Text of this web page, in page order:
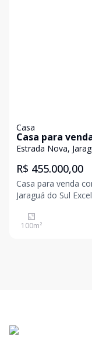
Casa
Casa para
Nova em
Estrada Nova,
R$ 455.000,00
Casa para venda
Jaraguá do Sul Excelente oportunidade para morar
imóvel: 01 suíte 01 dormitório Banheiro social Sala e
100m²